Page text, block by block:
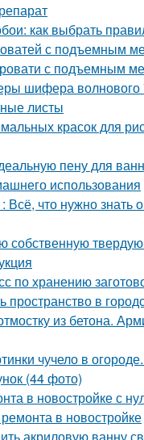
как выбрать
с подъемным
с подъемным
шифера
листы
красок для
пену для
использования
Всё, что нужно знать
собственную
по хранению
пространство в
из бетона.
чучело в
(44 фото)
в новостройке с
в новостройке